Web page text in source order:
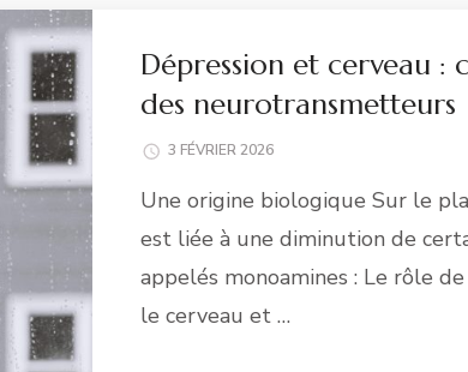
Dépression et cerveau :
des neurotransmetteurs
3 FÉVRIER 2026
Une origine biologique Sur le
est liée à une diminution de
appelés monoamines : Le rôle
le cerveau et …